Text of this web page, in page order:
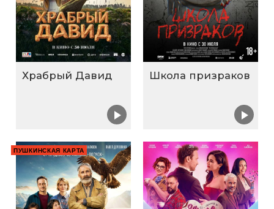
Храбрый Давид Школа призраков
ПУШКИНСКАЯ КАРТА